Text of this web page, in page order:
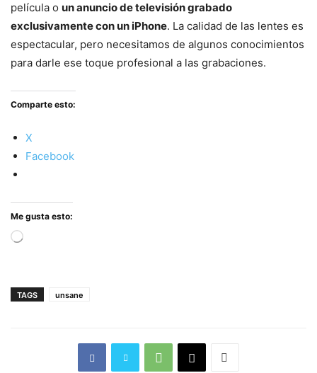
película o un anuncio de televisión grabado
exclusivamente con un iPhone. La calidad de las lentes es
espectacular, pero necesitamos de algunos conocimientos
para darle ese toque profesional a las grabaciones.
Comparte esto:
X
Facebook
Me gusta esto:
Cargando...
TAGS unsane